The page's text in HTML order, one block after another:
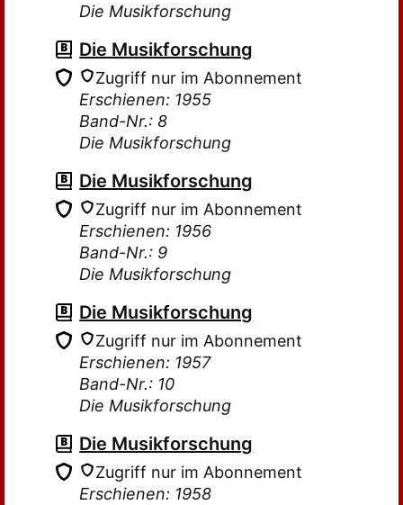
Die Musikforschung
Die Musikforschung
Zugriff nur im Abonnement
Erschienen: 1955
Band-Nr.: 8
Die Musikforschung
Die Musikforschung
Zugriff nur im Abonnement
Erschienen: 1956
Band-Nr.: 9
Die Musikforschung
Die Musikforschung
Zugriff nur im Abonnement
Erschienen: 1957
Band-Nr.: 10
Die Musikforschung
Die Musikforschung
Zugriff nur im Abonnement
Erschienen: 1958